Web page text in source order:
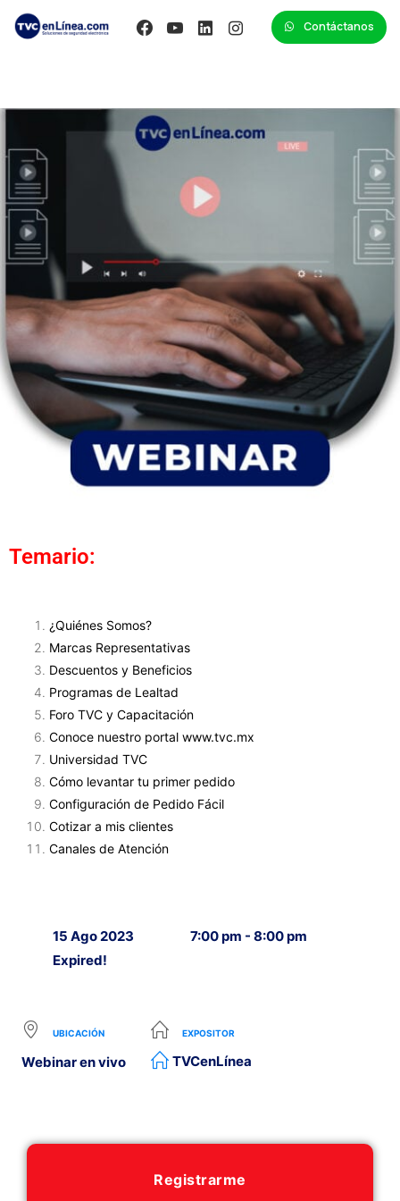
Contáctanos
Temario:
¿Quiénes Somos?
Marcas Representativas
Descuentos y Beneficios
Programas de Lealtad
Foro TVC y Capacitación
Conoce nuestro portal www.tvc.mx
Universidad TVC
Cómo levantar tu primer pedido
Configuración de Pedido Fácil
Cotizar a mis clientes
Canales de Atención
15 Ago 2023
Expired!
7:00 pm - 8:00 pm
UBICACIÓN
Webinar en vivo
EXPOSITOR
TVCenLínea
Registrarme